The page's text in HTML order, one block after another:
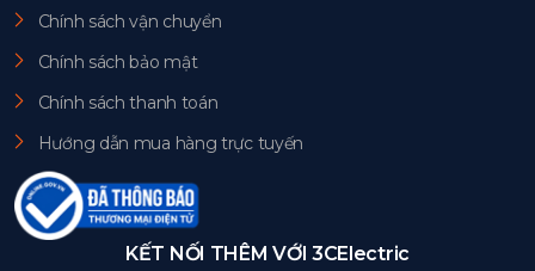
Chính sách vận chuyển
Chính sách bảo mật
Chính sách thanh toán
Hướng dẫn mua hàng trực tuyến
KẾT NỐI THÊM VỚI 3CElectric